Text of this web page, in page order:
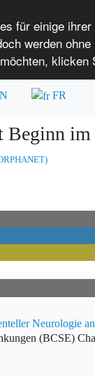
für einige
werden
klicken
FR
Neurologie
(BCSE)